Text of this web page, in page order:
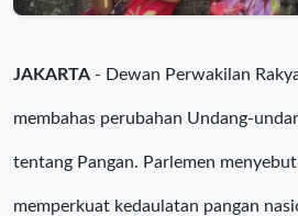
JAKARTA - Dewan Perwakilan
membahas perubahan Undang-
tentang Pangan. Parlemen
memperkuat kedaulatan pangan